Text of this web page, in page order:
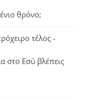
θρόνο;
τέλος -
στο Εσύ βλέπεις